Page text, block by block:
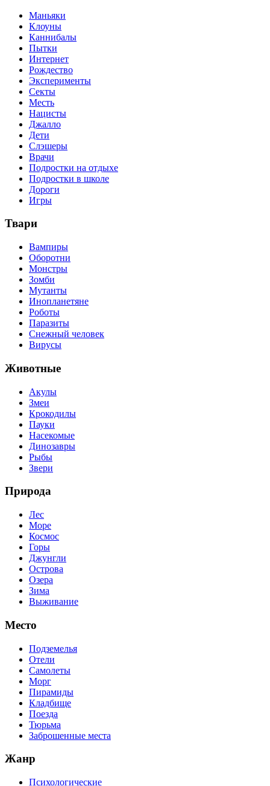
Маньяки
Клоуны
Каннибалы
Пытки
Интернет
Рождество
Эксперименты
Секты
Месть
Нацисты
Джалло
Дети
Слэшеры
Врачи
Подростки на отдыхе
Подростки в школе
Дороги
Игры
Твари
Вампиры
Оборотни
Монстры
Зомби
Мутанты
Инопланетяне
Роботы
Паразиты
Снежный человек
Вирусы
Животные
Акулы
Змеи
Крокодилы
Пауки
Насекомые
Динозавры
Рыбы
Звери
Природа
Лес
Море
Космос
Горы
Джунгли
Острова
Озера
Зима
Выживание
Место
Подземелья
Отели
Самолеты
Морг
Пирамиды
Кладбище
Поезда
Тюрьма
Заброшенные места
Жанр
Психологические